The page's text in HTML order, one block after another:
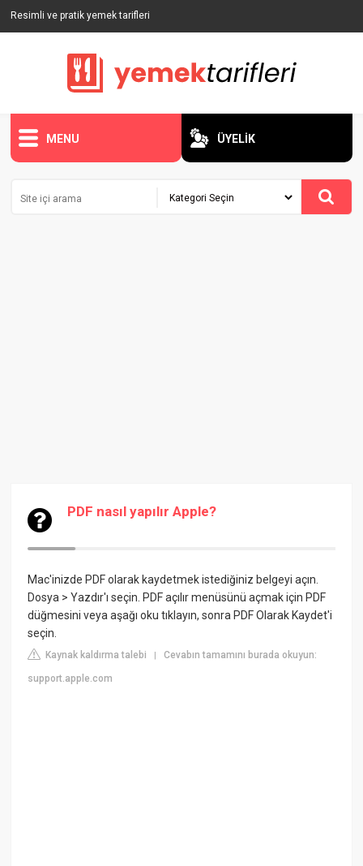
Resimli ve pratik yemek tarifleri
MENU ÜYELİK
PDF nasıl yapılır Apple?
Mac'inizde PDF olarak kaydetmek istediğiniz belgeyi açın.
Dosya > Yazdır'ı seçin. PDF açılır menüsünü açmak için PDF
düğmesini veya aşağı oku tıklayın, sonra PDF Olarak Kaydet'i
seçin.
Kaynak kaldırma talebi |Cevabın tamamını burada okuyun:
support.apple.com